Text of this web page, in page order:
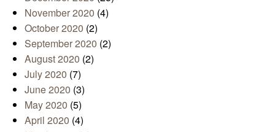
November 2020 (4)
October 2020 (2)
September 2020 (2)
August 2020 (2)
July 2020 (7)
June 2020 (3)
May 2020 (5)
April 2020 (4)